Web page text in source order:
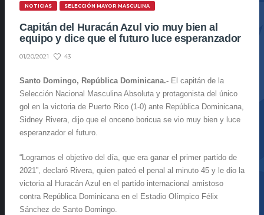
NOTICIAS SELECCIÓN MAYOR MASCULINA
Capitán del Huracán Azul vio muy bien al
equipo y dice que el futuro luce esperanzador
01/20/2021 43
Santo Domingo, República Dominicana.- El capitán de la
Selección Nacional Masculina Absoluta y protagonista del único
gol en la victoria de Puerto Rico (1-0) ante República Dominicana,
Sidney Rivera, dijo que el onceno boricua se vio muy bien y luce
esperanzador el futuro.
“Logramos el objetivo del día, que era ganar el primer partido de
2021”, declaró Rivera, quien pateó el penal al minuto 45 y le dio la
victoria al Huracán Azul en el partido internacional amistoso
contra República Dominicana en el Estadio Olímpico Félix
Sánchez de Santo Domingo.